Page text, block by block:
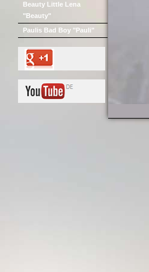
Beauty Little Lena
"Beauty"
Paulis Bad Boy "Pauli"